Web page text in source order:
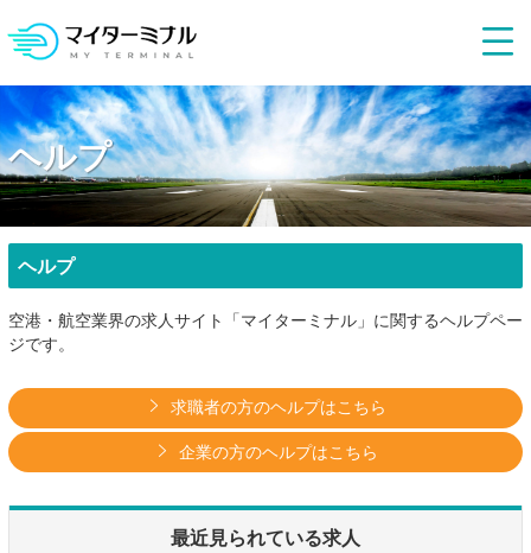
ヘルプ
ヘルプ
空港・航空業界の求人サイト「マイターミナル」に関するヘルプペー
ジです。
求職者の方のヘルプはこちら
企業の方のヘルプはこちら
最近見られている求人